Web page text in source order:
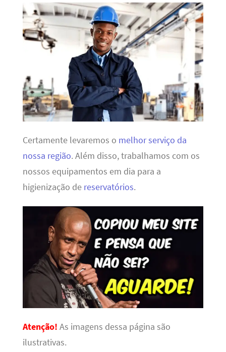
Certamente levaremos o melhor serviço da
nossa região. Além disso, trabalhamos com os
nossos equipamentos em dia para a
higienização de reservatórios.
Atenção! As imagens dessa página são
ilustrativas.